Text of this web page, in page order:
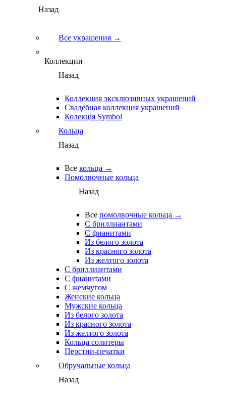
Назад
Все украшения →
Коллекции
Назад
Коллекция эксклюзивных украшений
Свадебная коллекция украшений
Колекція Symbol
Кольца
Назад
Все кольца →
Помолвочные кольца
Назад
Все помолвочные кольца →
С бриллиантами
С фианитами
Из белого золота
Из красного золота
Из желтого золота
С бриллиантами
С фианитами
С жемчугом
Женские кольца
Мужские кольца
Из белого золота
Из красного золота
Из желтого золота
Кольца солитеры
Перстни-печатки
Обручальные кольца
Назад